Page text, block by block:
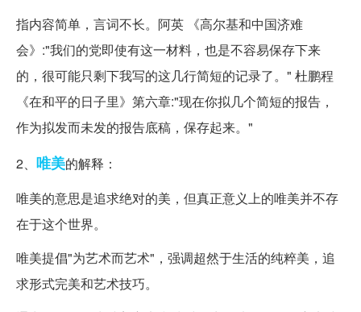
指内容简单，言词不长。阿英 《高尔基和中国济难
会》:"我们的党即使有这一材料，也是不容易保存下来
的，很可能只剩下我写的这几行简短的记录了。" 杜鹏程
《在和平的日子里》第六章:"现在你拟几个简短的报告，
作为拟发而未发的报告底稿，保存起来。"
2、 唯美的解释：
唯美的意思是追求绝对的美，但真正意义上的唯美并不存
在于这个世界。
唯美提倡"为艺术而艺术"，强调超然于生活的纯粹美，追
求形式完美和艺术技巧。